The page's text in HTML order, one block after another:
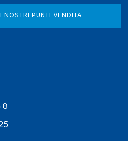
NOSTRI PUNTI VENDITA
8